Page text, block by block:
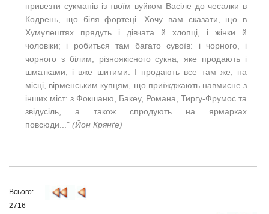
привезти сукманів із твоїм вуйком Васіле до чесалки в
Кодрень, що біля фортеці. Хочу вам сказати, що в
Хумулештях прядуть і дівчата й хлопці, і жінки й
чоловіки; і робиться там багато сувоїв: i чорного, і
чорного з білим, різноякісного сукна, яке продають і
шматками, і вже шитими. І продають все там же, на
місці, вірменським купцям, що приїжджають навмисне з
інших міст: з Фокшаню, Бакеу, Романа, Тиргу-Фрумос та
звідусіль, а також спродують на ярмарках
повсюди..." (Йон Крянґе)
Всього:
2716